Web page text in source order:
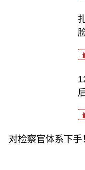
对检察官体系下